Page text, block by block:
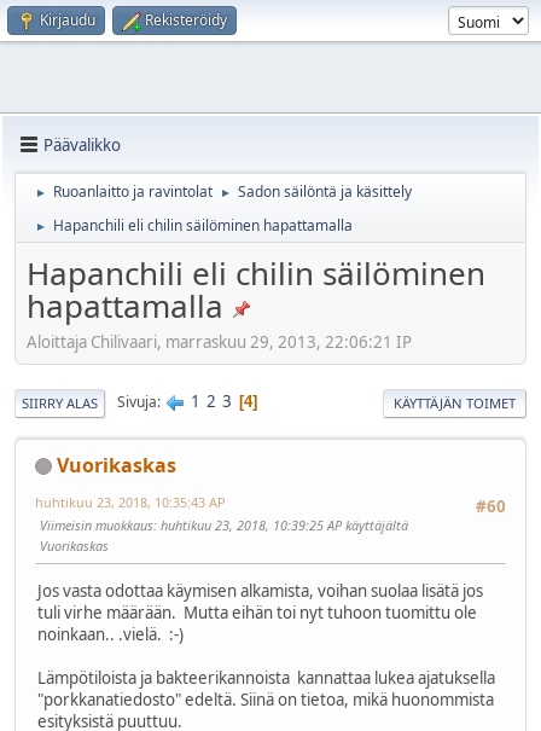
Kirjaudu Rekisteröidy
Päävalikko
► Ruoanlaitto ja ravintolat ► Sadon säilöntä ja käsittely
► Hapanchili eli chilin säilöminen hapattamalla
Hapanchili eli chilin säilöminen
hapattamalla
Aloittaja Chilivaari, marraskuu 29, 2013, 22:06:21 IP
SIIRRY ALAS Sivuja 1 2 3 4 KÄYTTÄJÄN TOIMET
Vuorikaskas
#60
huhtikuu 23, 2018, 10:35:43 AP
Viimeisin muokkaus: huhtikuu 23, 2018, 10:39:25 AP käyttäjältä
Vuorikaskas
Jos vasta odottaa käymisen alkamista, voihan suolaa lisätä jos
tuli virhe määrään. Mutta eihän toi nyt tuhoon tuomittu ole
noinkaan.. .vielä. :-)
Lämpötiloista ja bakteerikannoista kannattaa lukea ajatuksella
"porkkanatiedosto" edeltä. Siinä on tietoa, mikä huonommista
esityksistä puuttuu.